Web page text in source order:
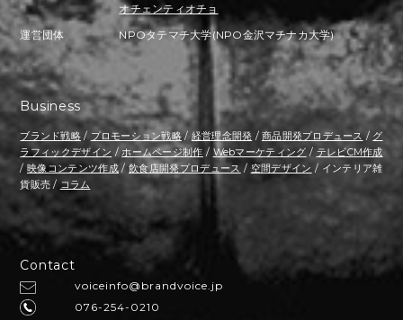
オチェンティオチョ
運営団体
NPOタテマチ大学(NPO金沢マチナカ大学)
Business
ブランド戦略/ プロモーション戦略/ 経営理念開発 /商品開発プロデュース / グ
ラフィックデザイン /ホームページ制作 / Webマーケティング / テレビCM作成
/ 映像コンテンツ作成 / 飲食店開発プロデュース / 空間デザイン / インテリア雑
貨販売 / コラム
Contact
voiceinfo@brandvoice.jp
076-254-0210